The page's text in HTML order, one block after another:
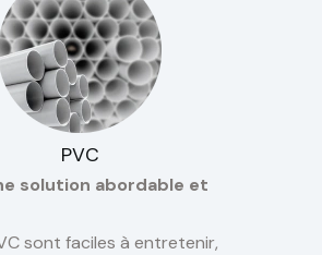
PVC
solution abordable et
sont faciles à entretenir,